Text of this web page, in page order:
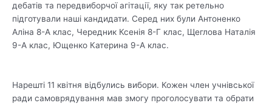
дебатів та передвиборчої агітації, яку так ретельно
підготували наші кандидати. Серед них були Антоненко
Аліна 8-А клас, Чередник Ксенія 8-Г клас, Щеглова Наталія
9-А клас, Ющенко Катерина 9-А клас.
Нарешті 11 квітня відбулись вибори. Кожен член учнівської
ради самоврядування мав змогу проголосувати та обрати